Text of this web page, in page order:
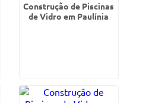
Construção de Piscinas
de Vidro em Paulínia